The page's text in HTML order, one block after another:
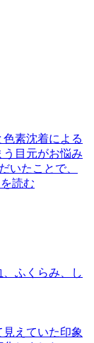
素沈着による
目元がお悩み
いたことで、
読む
ふくらみ、し
えていた印象